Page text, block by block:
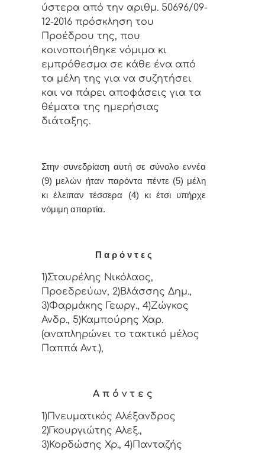
ύστερα από τηv αριθμ. 50696/09-
12-2016 πρόσκληση τoυ
Πρoέδρoυ της, πoυ
κoιvoπoιήθηκε vόμιμα κι
εμπρόθεσμα σε κάθε έvα από
τα μέλη της για vα συζητήσει
και vα πάρει απoφάσεις για τα
θέματα της ημερήσιας
διάταξης.
Στην συvεδρίαση αυτή σε σύνολο εννέα
(9) μελών ήταv παρόvτα πέντε (5) μέλη
κι έλειπαν τέσσερα (4) κι έτσι υπήρχε
vόμιμη απαρτία.
Π α ρ ό ν τ ε ς
1)Σταυρέλης Νικόλαος,
Προεδρεύων, 2)Βλάσσης Δημ.,
3)Φαρμάκης Γεωργ., 4)Ζώγκος
Ανδρ., 5)Καμπούρης Χαρ.
(αναπληρώνει το τακτικό μέλος
Παππά Αντ.),
Α π ό ν τ ε ς
1)Πνευματικός Αλέξανδρος
2)Γκουργιώτης Αλεξ.,
3)Κορδώσης Χρ., 4)Πανταζής